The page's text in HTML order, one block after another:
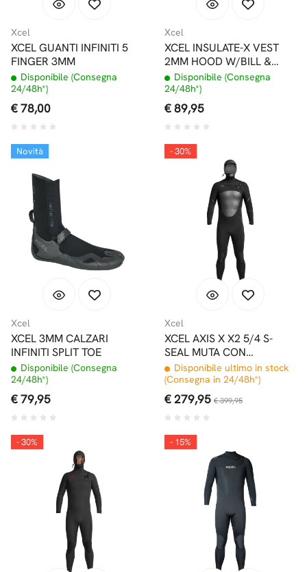
Xcel
XCEL GUANTI INFINITI 5
FINGER 3MM
Disponibile (Consegna
24/48h*)
€ 78,00
Xcel
XCEL INSULATE-X VEST
2MM HOOD W/BILL &
DAM CORPETTO CON
CAPPUCCIO
Disponibile (Consegna
24/48h*)
€ 89,95
Novità
Xcel
XCEL 3MM CALZARI
INFINITI SPLIT TOE
Disponibile (Consegna
24/48h*)
€ 79,95
- 30%
Xcel
XCEL AXIS X X2 5/4 S-
SEAL MUTA CON
CAPPUCCIO
Disponibile ultimo in stock
(Consegna in 24/48h*)
€ 279,95 € 399,95
- 30% - 15%